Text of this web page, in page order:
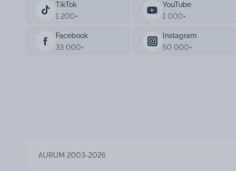
TikTok
1 200+
YouTube
1 000+
Facebook
33 000+
Instagram
50 000+
AURUM 2003-2026